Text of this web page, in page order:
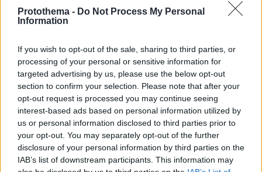
Protothema - Do Not Process My Personal
Information
If you wish to opt-out of the sale, sharing to third parties, or
processing of your personal or sensitive information for
targeted advertising by us, please use the below opt-out
section to confirm your selection. Please note that after your
opt-out request is processed you may continue seeing
interest-based ads based on personal information utilized by
us or personal information disclosed to third parties prior to
your opt-out. You may separately opt-out of the further
disclosure of your personal information by third parties on the
IAB’s list of downstream participants. This information may